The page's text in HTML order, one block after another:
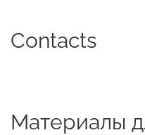
Contacts
Материалы